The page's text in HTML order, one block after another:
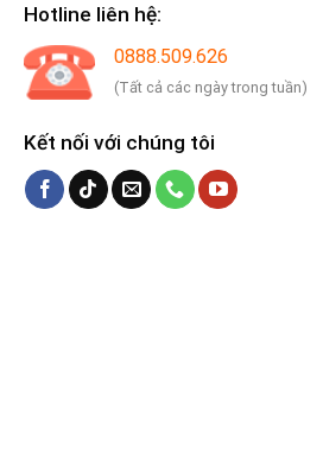
Hotline liên hệ:
0888.509.626
(Tất cả các ngày trong tuần)
Kết nối với chúng tôi